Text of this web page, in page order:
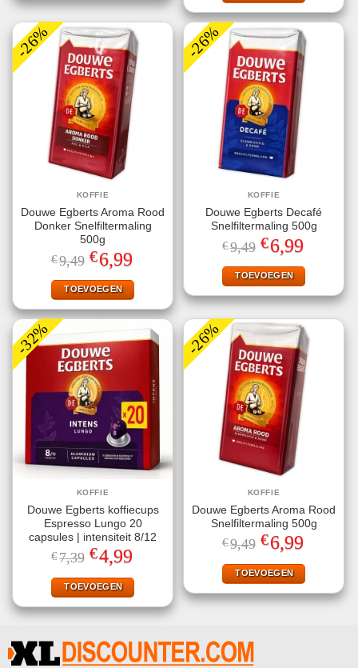
-26%
KOFFIE
Douwe Egberts Aroma Rood
Donker Snelfiltermaling
500g
€9,49 Oorspronkelijke
prijs
was:
€9,49.
€6,99
is:
€6,99.
TOEVOEGEN
-26%
KOFFIE
Douwe Egberts Decafé
Snelfiltermaling 500g
€9,49 Oorspronkelijke
prijs
was:
€9,49.
€6,99
is:
€6,99.
TOEVOEGEN
-32%
KOFFIE
Douwe Egberts koffiecups
Espresso Lungo 20
capsules | intensiteit 8/12
€7,39 Oorspronkelijke
prijs
was:
€7,39.
€4,99
is:
€4,99.
TOEVOEGEN
-26%
KOFFIE
Douwe Egberts Aroma Rood
Snelfiltermaling 500g
€9,49 Oorspronkelijke
prijs
was:
€9,49.
€6,99
is:
€6,99.
TOEVOEGEN